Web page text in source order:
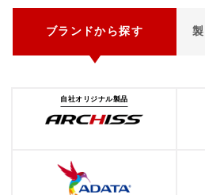
ブランドから探す
自社オリジナル製品